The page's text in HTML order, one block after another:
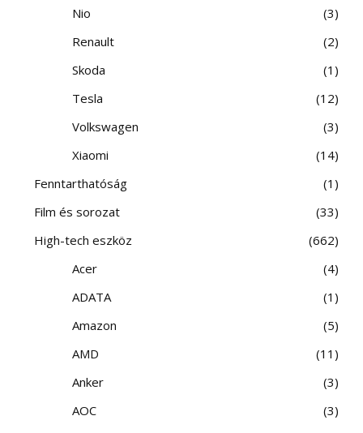
Nio
3
Renault
2
Skoda
1
Tesla
12
Volkswagen
3
Xiaomi
14
Fenntarthatóság
1
Film és sorozat
33
High-tech eszköz
662
Acer
4
ADATA
1
Amazon
5
AMD
11
Anker
3
AOC
3